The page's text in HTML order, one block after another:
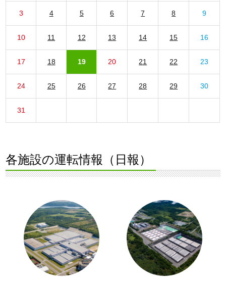
3 4 5 6 7 8 9
10 11 12 13 14 15 16
17 18 19 20 21 22 23
24 25 26 27 28 29 30
31
各施設の運転情報（日報）